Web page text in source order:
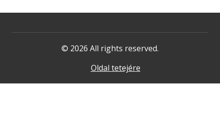
© 2026 All rights reserved.
Oldal tetejére